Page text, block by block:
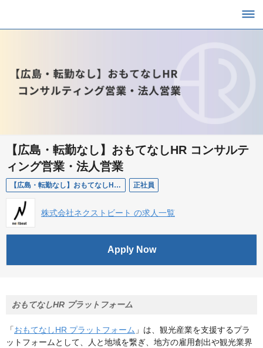
【広島・転勤なし】おもてなしHR コンサルテ
ィング営業・法人営業
【広島・転勤なし】おもてなしHR コンサルティング営業・法人営業 正社員
株式会社ネクストビート の求人一覧
Apply Now
おもてなしHR プラットフォーム
「おもてなしHR プラットフォーム 」は、観光産業を支援するプラ
ットフォームとして、人と地域を繋ぎ、地方の雇用創出や観光業界